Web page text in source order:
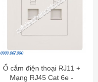
Ổ cắm điện thoại RJ11 +
Mạng RJ45 Cat 6e -